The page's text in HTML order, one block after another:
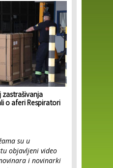
zastrašivanja
o aferi Respiratori
su u
objavljeni video
i novinarki